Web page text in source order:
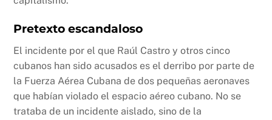
Pretexto escandaloso
El incidente por el que Raúl Castro y otros cinco
cubanos han sido acusados es el derribo por parte de
la Fuerza Aérea Cubana de dos pequeñas aeronaves
que habían violado el espacio aéreo cubano. No se
trataba de un incidente aislado, sino de la